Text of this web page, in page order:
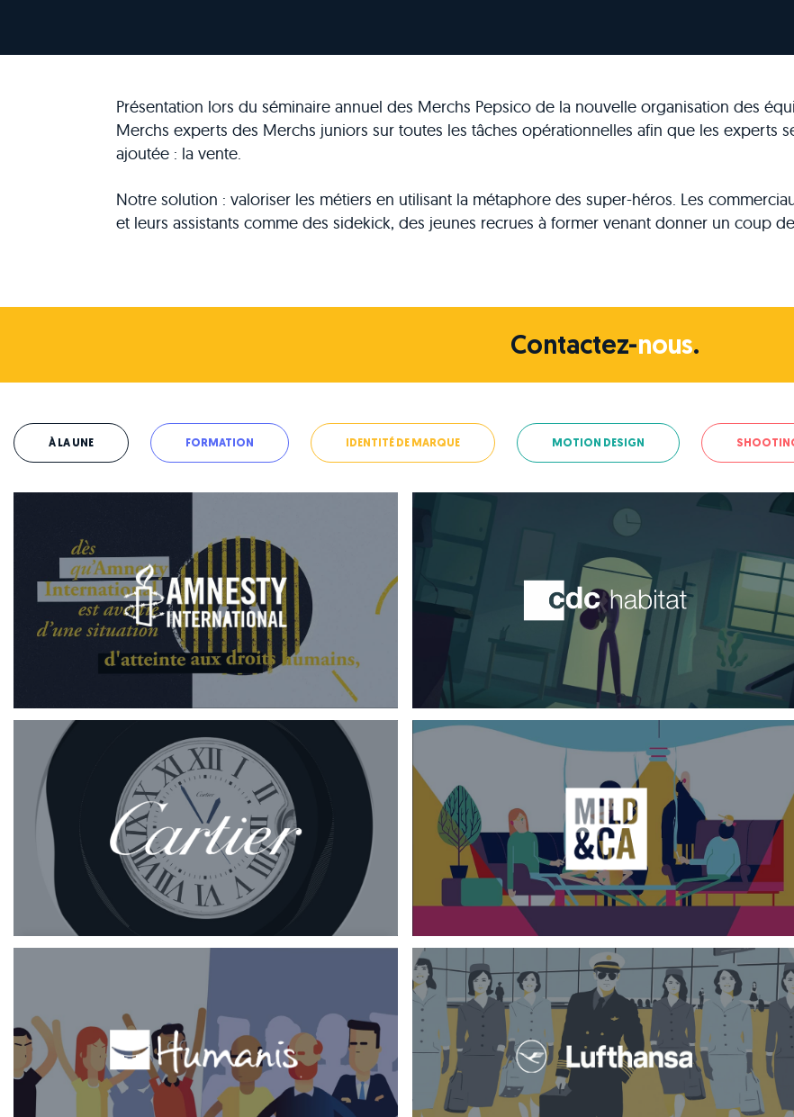
Présentation lors du séminaire annuel des Merchs Pepsico de la nouvelle organisation des
Merchs experts des Merchs juniors sur toutes les tâches opérationnelles afin que les experts
ajoutée : la vente.
Notre solution : valoriser les métiers en utilisant la métaphore des super-héros. Les
et leurs assistants comme des sidekick, des jeunes recrues à former venant donner un coup
Contactez-nous.
À LA UNE FORMATION IDENTITÉ DE MARQUE MOTION DESIGN